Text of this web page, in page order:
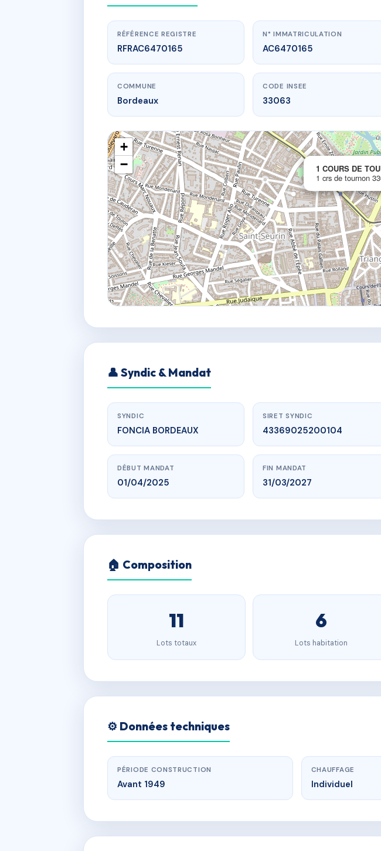
www.vme.plus/AC6470165
1 COURS DE TOURNON 33000
1 crs de tournon33000 Bordeaux
RÉFÉRENCE REGISTRE
RFRAC6470165
N° IMMATRICULATION
AC6470165
COMMUNE
Bordeaux
CODE INSEE
33063
1 COURS DE
1 crs de tournon
+
−
👤 Syndic & Mandat
SYNDIC
FONCIA BORDEAUX
SIRET SYNDIC
43369025200104
DÉBUT MANDAT
01/04/2025
FIN MANDAT
31/03/2027
🏠 Composition
11
Lots totaux
6
Lots habitation
⚙️ Données techniques
PÉRIODE CONSTRUCTION
Avant 1949
CHAUFFAGE
Individuel